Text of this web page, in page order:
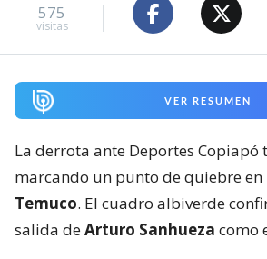
575
visitas
VER RESUMEN
La derrota ante Deportes Copiapó
marcando un punto de quiebre en
Temuco. El cuadro albiverde
salida deArturo Sanhueza como